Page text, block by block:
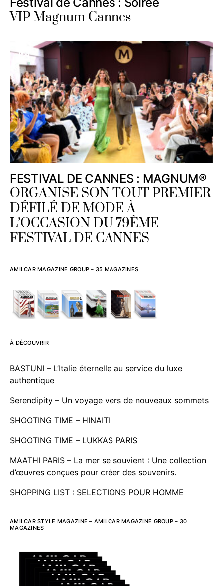
VIP Magnum Cannes
FESTIVAL DE CANNES : MAGNUM®
ORGANISE SON TOUT PREMIER
DÉFILÉ DE MODE À
L’OCCASION DU 79ÈME
FESTIVAL DE CANNES
AMILCAR MAGAZINE GROUP – 35 MAGAZINES
À DÉCOUVRIR
BASTUNI – L’Italie éternelle au service du luxe
authentique
Serendipity – Un voyage vers de nouveaux sommets
SHOOTING TIME – HINAITI
SHOOTING TIME – LUKKAS PARIS
MAATHI PARIS – La mer se souvient : Une collection
d’œuvres conçues pour créer des souvenirs.
SHOPPING LIST : SELECTIONS POUR HOMME
AMILCAR STYLE MAGAZINE – AMILCAR MAGAZINE GROUP – 30
MAGAZINES